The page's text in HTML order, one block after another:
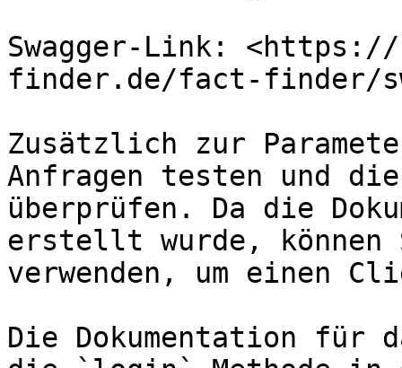
Swagger-Link:
finder.de/fact-finder/
Zusätzlich zur
Anfragen testen und
überprüfen. Da die
erstellt wurde, können
verwenden, um einen
Die Dokumentation für